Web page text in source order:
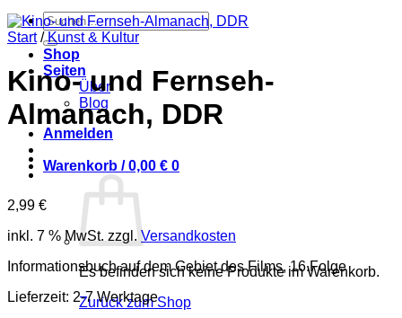
Suchen
nach:
Shop
Seiten
Über
Blog
Anmelden
Warenkorb /0,00 € 0
Es befinden sich keine Produkte im Warenkorb.
Zurück zum Shop
Start / Kunst & Kultur
Kino- und Fernseh-
Almanach, DDR
2,99 €
inkl. 7 % MwSt. zzgl. Versandkosten
Informationsbuch auf dem Gebiet des Films, 16.Folge
Lieferzeit: 2-7 Werktage